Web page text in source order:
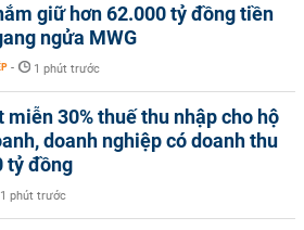
giữ hơn 62.000 tỷ đồng tiền
ngửa MWG
- 1 phút trước
miễn 30% thuế thu nhập cho hộ
doanh nghiệp có doanh thu
tỷ đồng
1 phút trước